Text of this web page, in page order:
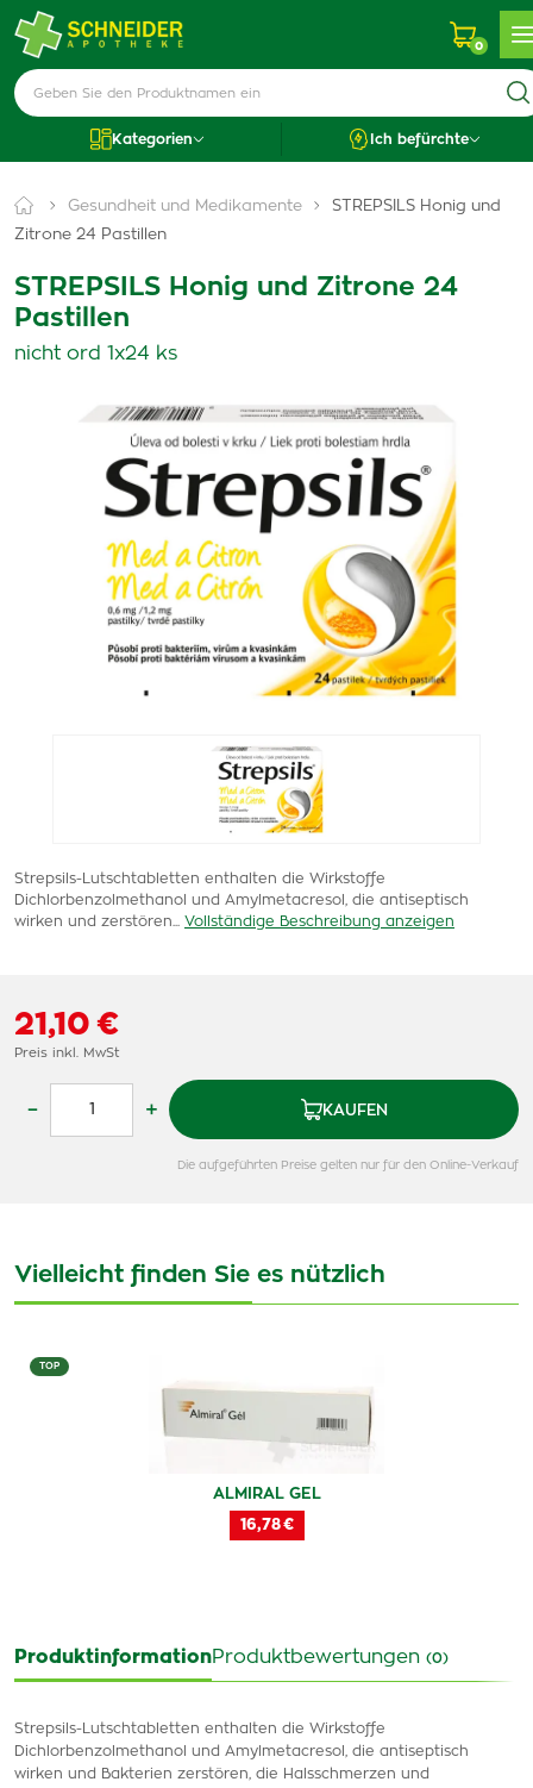
0
Kategorien Ich befürchte
Gesundheit und Medikamente
STREPSILS Honig und
Zitrone 24 Pastillen
STREPSILS Honig und Zitrone 24
Pastillen
nicht ord 1x24 ks
Strepsils-Lutschtabletten enthalten die Wirkstoffe
Dichlorbenzolmethanol und Amylmetacresol, die antiseptisch
wirken und zerstören...
Vollständige Beschreibung anzeigen
21,10 €
Preis inkl. MwSt
– + KAUFEN
Die aufgeführten Preise gelten nur für den Online-Verkauf
Vielleicht finden Sie es nützlich
TOP
ALMIRAL GEL
16,78 €
ProduktinformationProduktbewertungen (0)
Strepsils-Lutschtabletten enthalten die Wirkstoffe
Dichlorbenzolmethanol und Amylmetacresol, die antiseptisch
wirken und Bakterien zerstören, die Halsschmerzen und